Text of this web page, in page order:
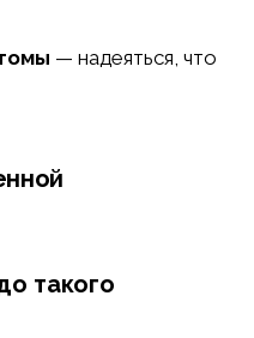
— надеяться, что
такого